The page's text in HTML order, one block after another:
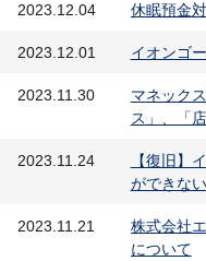
2023.12.04 休眠預金
2023.12.01 イオンゴ
2023.11.30
マネック
ス」、「
2023.11.24
【復旧】
ができな
2023.11.21
株式会社
について